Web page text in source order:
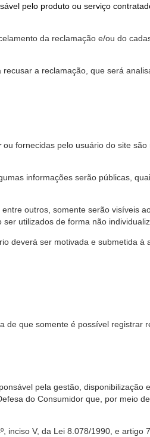
pelo produto ou serviço
da reclamação e/ou do
a reclamação, que será
ou fornecidas pelo usuário do site
informações serão públicas,
outros, somente serão visíveis
utilizados de forma não
deverá ser motivada e submetida à
de que somente é possível registrar
pela gestão, disponibilização
do Consumidor que, por meio
V, da Lei 8.078/1990, e artigo